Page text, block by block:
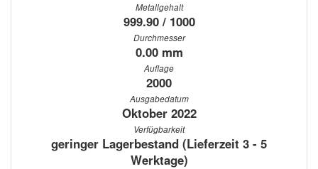
Metallgehalt
999.90 / 1000
Durchmesser
0.00 mm
Auflage
2000
Ausgabedatum
Oktober 2022
Verfügbarkeit
geringer Lagerbestand (Lieferzeit 3 - 5
Werktage)